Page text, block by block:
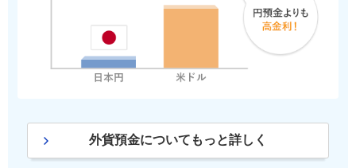
外貨預金についてもっと詳しく